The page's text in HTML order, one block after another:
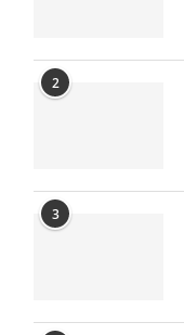
2
3